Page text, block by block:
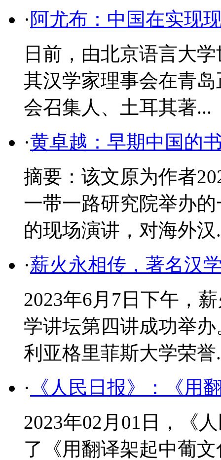
·阿尤布：中国在实现
日前，由北京语言大
其汉学家理事会在青
会召集人、土耳其著...
·黄卓越：早期中国的
摘要：该文原为作者
一带一路研究院举办
的现场演讲，对海外汉
·薪火永相传，著名汉
2023年6月7日下午，
学讲坛第四讲成功举
利亚格里菲斯大学荣誉
· 《人民日报》：《用
2023年02月01日，《
了《用翻译架起中葡